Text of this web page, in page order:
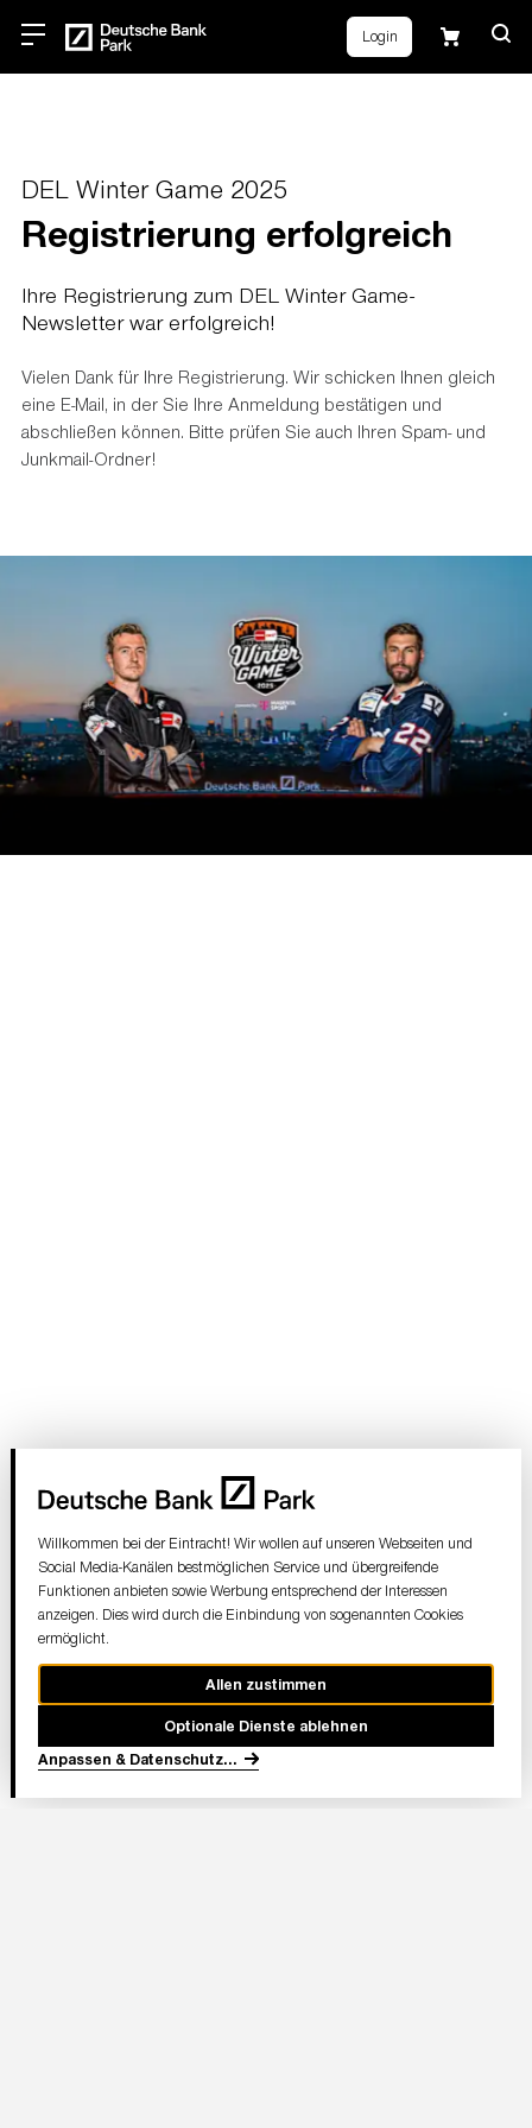
Login
DEL Winter Game 2025
Registrierung erfolgreich
Ihre Registrierung zum DEL Winter Game-
Newsletter war erfolgreich!
Vielen Dank für Ihre Registrierung. Wir schicken Ihnen gleich
eine E-Mail, in der Sie Ihre Anmeldung bestätigen und
abschließen können. Bitte prüfen Sie auch Ihren Spam- und
Junkmail-Ordner!
Willkommen bei der Eintracht! Wir wollen auf unseren Webseiten und
Social Media-Kanälen bestmöglichen Service und übergreifende
Funktionen anbieten sowie Werbung entsprechend der Interessen
anzeigen. Dies wird durch die Einbindung von sogenannten Cookies
ermöglicht.
Allen zustimmen
Optionale Dienste ablehnen
Anpassen & Datenschutz...